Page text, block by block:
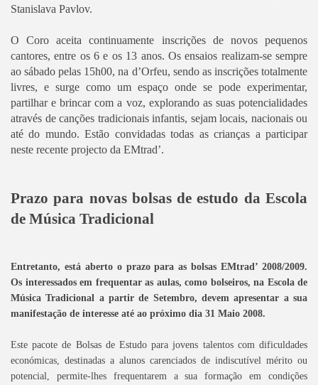
Stanislava Pavlov.
O Coro aceita continuamente inscrições de novos pequenos
cantores, entre os 6 e os 13 anos. Os ensaios realizam-se sempre
ao sábado pelas 15h00, na d’Orfeu, sendo as inscrições totalmente
livres, e surge como um espaço onde se pode experimentar,
partilhar e brincar com a voz, explorando as suas potencialidades
através de canções tradicionais infantis, sejam locais, nacionais ou
até do mundo. Estão convidadas todas as crianças a participar
neste recente projecto da EMtrad’.
Prazo para novas bolsas de estudo da Escola
de Música Tradicional
Entretanto, está aberto o prazo para as bolsas EMtrad’ 2008/2009.
Os interessados em frequentar as aulas, como bolseiros, na Escola de
Música Tradicional a partir de Setembro, devem apresentar a sua
manifestação de interesse até ao próximo dia 31 Maio 2008.
Este pacote de Bolsas de Estudo para jovens talentos com dificuldades
económicas, destinadas a alunos carenciados de indiscutível mérito ou
potencial, permite-lhes frequentarem a sua formação em condições